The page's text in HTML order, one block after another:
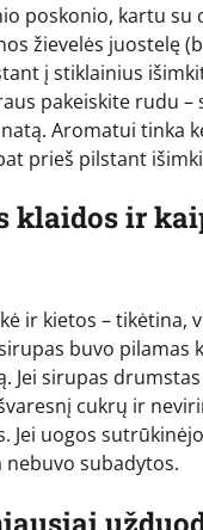
poskonio, kartu su
žievelės juostelę
į stiklainius
pakeiskite rudu –
Aromatui tinka
prieš pilstant
klaidos ir
ir kietos – tikėtina,
buvo pilamas
Jei sirupas
cukrų ir
Jei uogos
subadytos.